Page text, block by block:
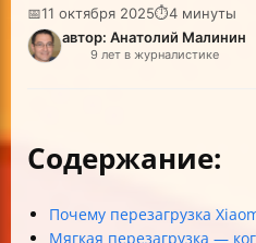
📅11 октября 2025⏱4 минуты
автор: Анатолий Малинин
9 лет в журналистике
Содержание:
Почему перезагрузка
Мягкая перезагрузка —